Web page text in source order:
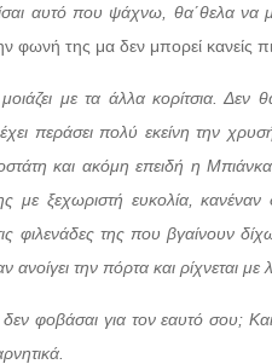
αυτό που ψάχνω, θα΄θελα να
φωνή της μα δεν μπορεί κανείς
με τα άλλα κορίτσια. Δεν
περάσει πολύ εκείνη την
και ακόμη επειδή η
με ξεχωριστή ευκολία, κανέναν
φιλενάδες της που βγαίνουν
ανοίγει την πόρτα και ρίχνεται
φοβάσαι για τον εαυτό σου;